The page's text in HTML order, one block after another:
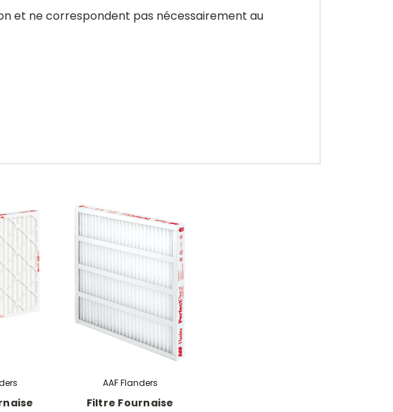
et ne correspondent pas nécessairement au
AAF Flanders
Filtre Fournaise